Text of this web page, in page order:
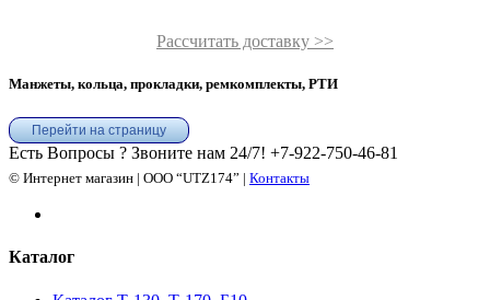
Рассчитать доставку >>
Манжеты, кольца, прокладки, ремкомплекты, РТИ
Перейти на страницу
Есть Вопросы ? Звоните нам 24/7! +7-922-750-46-81
© Интернет магазин | ООО “UTZ174” | Контакты
Каталог